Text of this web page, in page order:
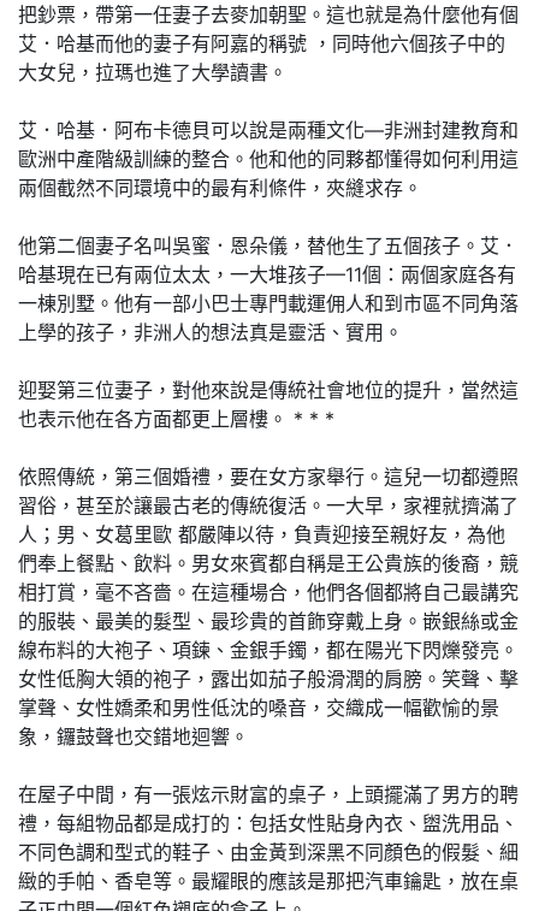
把鈔票，帶第一任妻子去麥加朝聖。這也就是為什麼他有個
艾．哈基而他的妻子有阿嘉的稱號 ，同時他六個孩子中的
大女兒，拉瑪也進了大學讀書。
艾．哈基．阿布卡德貝可以說是兩種文化—非洲封建教育和
歐洲中產階級訓練的整合。他和他的同夥都懂得如何利用這
兩個截然不同環境中的最有利條件，夾縫求存。
他第二個妻子名叫吳蜜．恩朵儀，替他生了五個孩子。艾．
哈基現在已有兩位太太，一大堆孩子—11個：兩個家庭各有
一棟別墅。他有一部小巴士專門載運佣人和到市區不同角落
上學的孩子，非洲人的想法真是靈活、實用。
迎娶第三位妻子，對他來說是傳統社會地位的提升，當然這
也表示他在各方面都更上層樓。 * * *
依照傳統，第三個婚禮，要在女方家舉行。這兒一切都遵照
習俗，甚至於讓最古老的傳統復活。一大早，家裡就擠滿了
人；男、女葛里歐 都嚴陣以待，負責迎接至親好友，為他
們奉上餐點、飲料。男女來賓都自稱是王公貴族的後裔，競
相打賞，毫不吝嗇。在這種場合，他們各個都將自己最講究
的服裝、最美的髮型、最珍貴的首飾穿戴上身。嵌銀絲或金
線布料的大袍子、項鍊、金銀手鐲，都在陽光下閃爍發亮。
女性低胸大領的袍子，露出如茄子般滑潤的肩膀。笑聲、擊
掌聲、女性嬌柔和男性低沈的嗓音，交織成一幅歡愉的景
象，鑼鼓聲也交錯地迴響。
在屋子中間，有一張炫示財富的桌子，上頭擺滿了男方的聘
禮，每組物品都是成打的：包括女性貼身內衣、盥洗用品、
不同色調和型式的鞋子、由金黃到深黑不同顏色的假髮、細
緻的手帕、香皂等。最耀眼的應該是那把汽車鑰匙，放在桌